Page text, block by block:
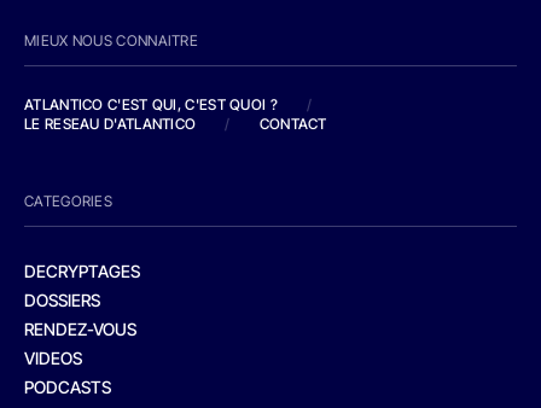
MIEUX NOUS CONNAITRE
ATLANTICO C'EST QUI, C'EST QUOI ?
/
LE RESEAU D'ATLANTICO
/ CONTACT
CATEGORIES
DECRYPTAGES
DOSSIERS
RENDEZ-VOUS
VIDEOS
PODCASTS